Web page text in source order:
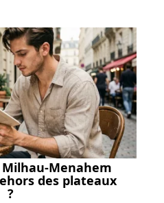
Menahem
des plateaux
?